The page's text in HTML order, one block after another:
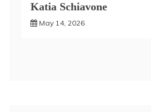
Katia Schiavone
May 14, 2026